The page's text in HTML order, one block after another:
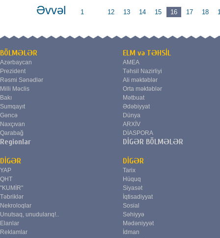
Əvvəl 1 12 13 14 15 16 17 18
BÖLMƏLƏR
Azərbaycan
Prezident
Rəsmi Sənədlər
Milli Məclis
Bakı
Sumqayıt
Gəncə
Naxçıvan
Qarabağ
Regionlar
ELM və TƏHSİL
AMEA
Təhsil Nazirliyi
Ali məktəblər
Orta məktəblər
Mətbuat
Ədəbiyyat
Dünya
ARXİV
DİASPORA
DİGƏR BÖLMƏLƏR
DİGƏR
YAP
QHT
"KUMİR"
Təbriklər
Nekroloqlar
Unutsaq, unudularıq!..
Elanlar
Reklamlar
DİGƏR
Tarix
Hüquq
Siyasət
İqtisadiyyat
Sosial
Səhiyyə
Mədəniyyət
İdman